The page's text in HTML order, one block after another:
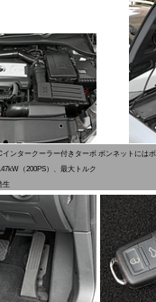
インタークーラー付きターボ
（200PS）、最大トルク
生
ボンネットには